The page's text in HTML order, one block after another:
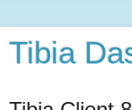
Tibia